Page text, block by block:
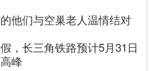
他们与空巢老人温情结对
，长三角铁路预计5月31日
峰